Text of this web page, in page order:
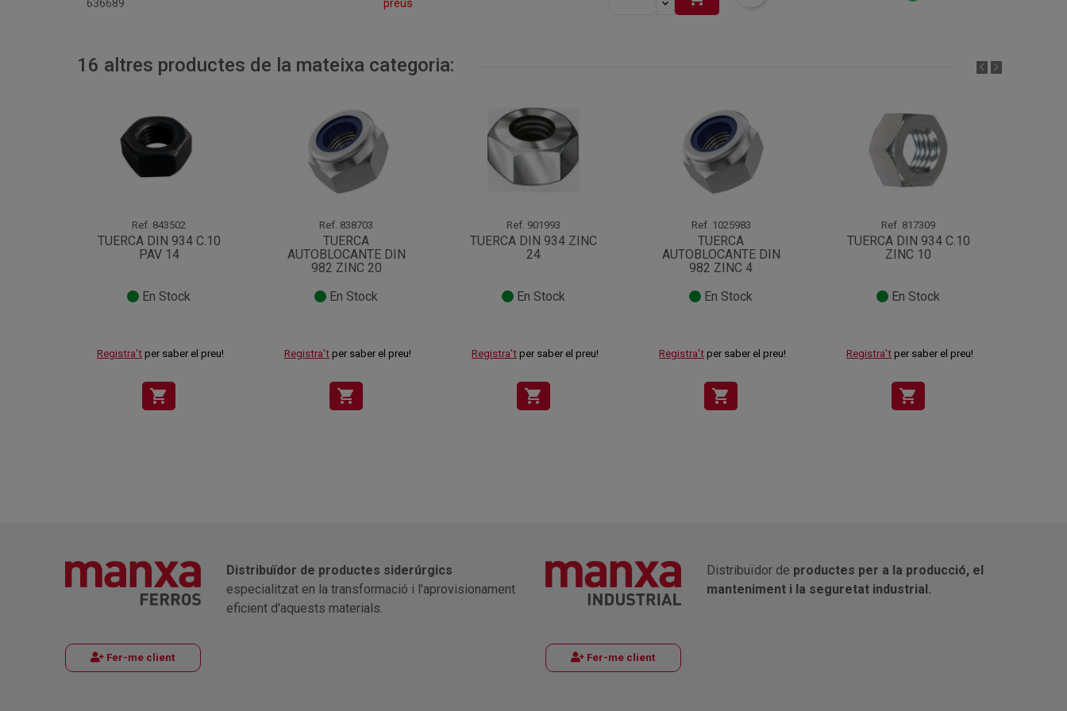
636689
preus
16 altres productes de la mateixa categoria:
Ref. 843502
TUERCA DIN 934 C.10
PAV 14
En Stock
Registra't per saber el preu!
shopping_cart
Ref. 838703
TUERCA
AUTOBLOCANTE DIN
982 ZINC 20
En Stock
Registra't per saber el preu!
shopping_cart
Ref. 901993
TUERCA DIN 934 ZINC
24
En Stock
Registra't per saber el preu!
shopping_cart
Ref. 1025983
TUERCA
AUTOBLOCANTE DIN
982 ZINC 4
En Stock
Registra't per saber el preu!
shopping_cart
Ref. 817309
TUERCA DIN 934 C.10
ZINC 10
En Stock
Registra't per saber el preu!
shopping_cart
Fer-me client
Distribuïdor de productes siderúrgics
especialitzat en la transformació i l'aprovisionament
eficient d'aquests materials.
Fer-me client
Distribuïdor de productes per a la producció, el
manteniment i la seguretat industrial.